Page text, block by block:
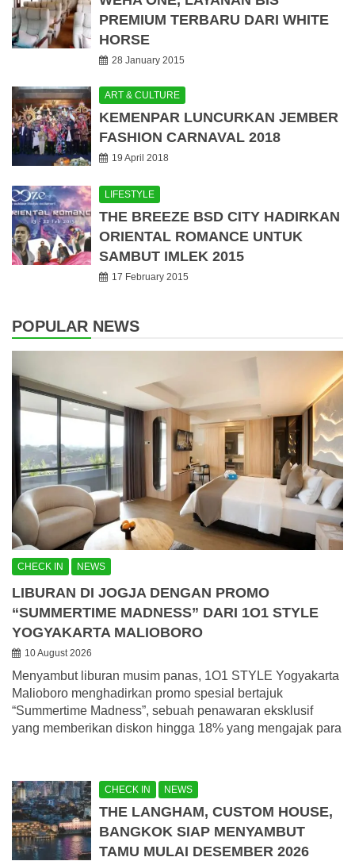
PREMIUM TERBARU DARI WHITE
HORSE
28 January 2015
ART & CULTURE
KEMENPAR LUNCURKAN JEMBER
FASHION CARNAVAL 2018
19 April 2018
LIFESTYLE
THE BREEZE BSD CITY HADIRKAN
ORIENTAL ROMANCE UNTUK
SAMBUT IMLEK 2015
17 February 2015
POPULAR NEWS
CHECK IN NEWS
LIBURAN DI JOGJA DENGAN PROMO
“SUMMERTIME MADNESS” DARI 1O1 STYLE
YOGYAKARTA MALIOBORO
10 August 2026
Menyambut liburan musim panas, 1O1 STYLE Yogyakarta
Malioboro menghadirkan promo spesial bertajuk
“Summertime Madness”, sebuah penawaran eksklusif
yang memberikan diskon hingga 18% yang mengajak para
CHECK IN NEWS
THE LANGHAM, CUSTOM HOUSE,
BANGKOK SIAP MENYAMBUT
TAMU MULAI DESEMBER 2026